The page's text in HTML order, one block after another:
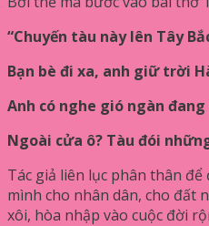
“Chuyến tàu này lên Tây
Bạn bè đi xa, anh giữ trời
Anh có nghe gió ngàn
Ngoài cửa ô? Tàu đói
Tác giả liên lục phân thân
mình cho nhân dân, cho đất
xôi, hòa nhập vào cuộc đời